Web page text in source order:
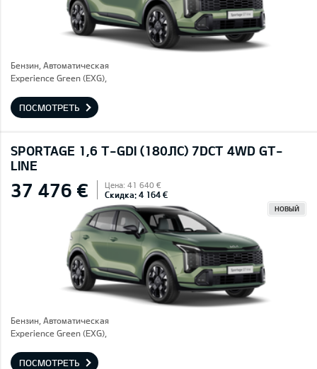
Бензин, Автоматическая
Experience Green (EXG),
ПОСМОТРЕТЬ
SPORTAGE 1,6 T-GDI (180ЛС) 7DCT 4WD GT-
LINE
37 476 € Цена: 41 640 €
Скидка: 4 164 €
НОВЫЙ
Бензин, Автоматическая
Experience Green (EXG),
ПОСМОТРЕТЬ